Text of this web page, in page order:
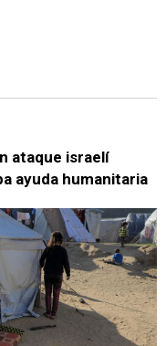
ataque israelí
ayuda humanitaria